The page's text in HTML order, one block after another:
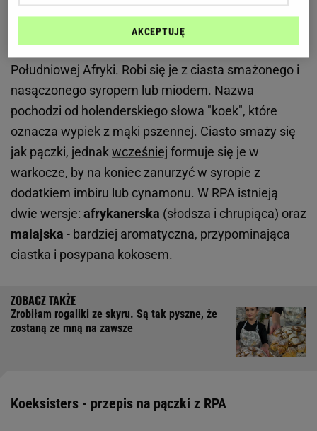
Pączki afrykańskie. Skąd nazwa koeksisters?
Koeksisters to tradycyjny deser z Republiki
Południowej Afryki. Robi się je z ciasta smażonego i
nasączonego syropem lub miodem. Nazwa
pochodzi od holenderskiego słowa "koek", które
oznacza wypiek z mąki pszennej. Ciasto smaży się
jak pączki, jednakwcześniej formuje się je w
warkocze, by na koniec zanurzyć w syropie z
dodatkiem imbiru lub cynamonu. W RPA istnieją
dwie wersje: afrykanerska (słodsza i chrupiąca) oraz
malajska - bardziej aromatyczna, przypominająca
ciastka i posypana kokosem.
Zrobiłam rogaliki ze skyru. Są tak pyszne, że
zostaną ze mną na zawsze
Koeksisters - przepis na pączki z RPA
AKCEPTUJĘ